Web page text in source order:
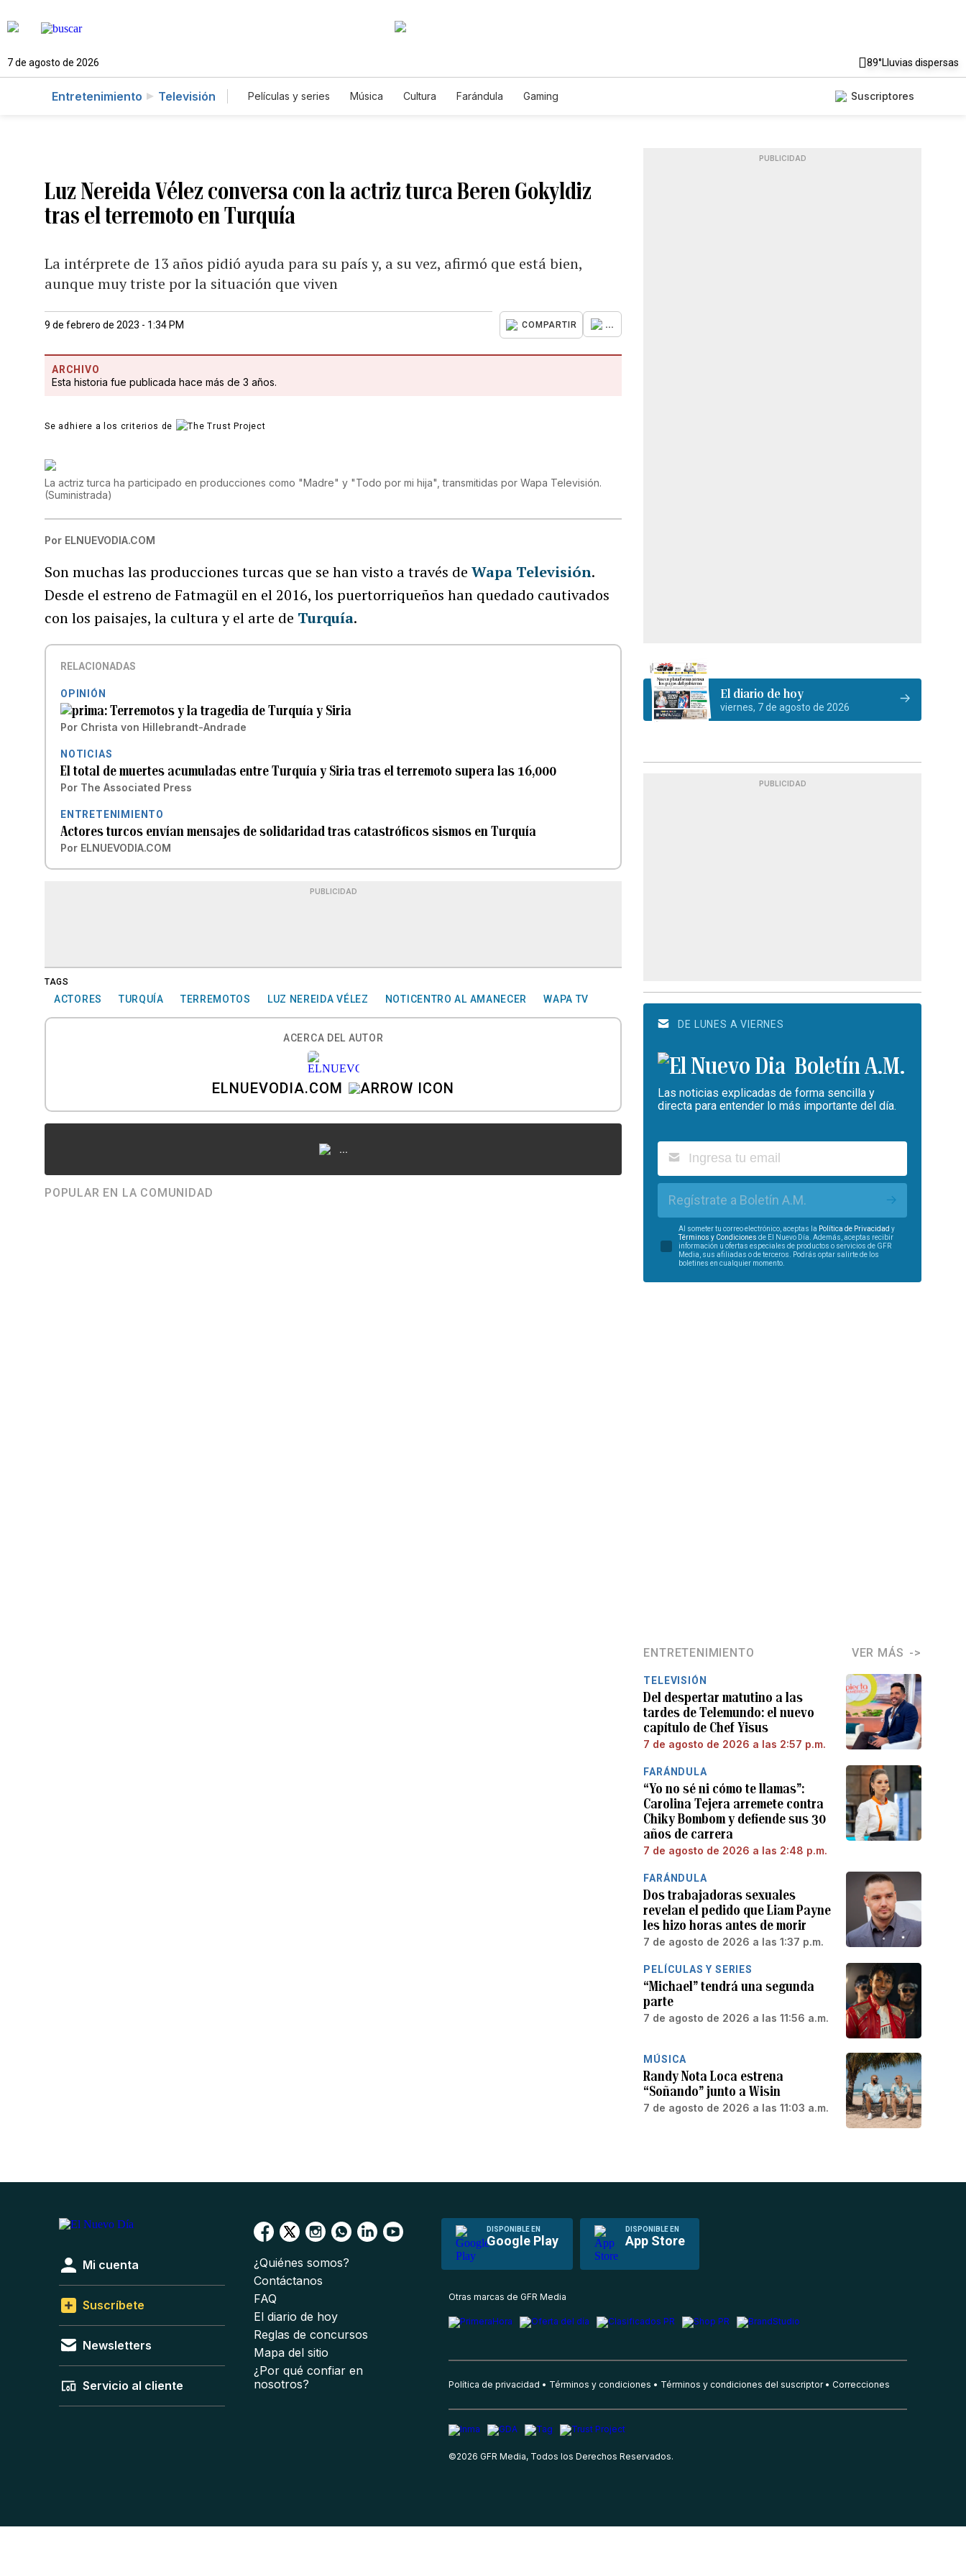
7 de agosto de 2026 89°Lluvias dispersas
Entretenimiento Televisión Películas y series Música Cultura Farándula Gaming Suscriptores
Luz Nereida Vélez conversa con la actriz turca Beren Gokyldiz
tras el terremoto en Turquía
La intérprete de 13 años pidió ayuda para su país y, a su vez, afirmó que está bien,
aunque muy triste por la situación que viven
9 de febrero de 2023 - 1:34 PM COMPARTIR ...
ARCHIVO
Esta historia fue publicada hace más de 3 años.
Se adhiere a los criterios de
La actriz turca ha participado en producciones como "Madre" y "Todo por mi hija", transmitidas por Wapa Televisión.
(Suministrada)
Por ELNUEVODIA.COM
Son muchas las producciones turcas que se han visto a través de Wapa Televisión.
Desde el estreno de Fatmagül en el 2016, los puertorriqueños han quedado cautivados
con los paisajes, la cultura y el arte de Turquía.
RELACIONADAS
OPINIÓN
Terremotos y la tragedia de Turquía y Siria
Por Christa von Hillebrandt-Andrade
NOTICIAS
El total de muertes acumuladas entre Turquía y Siria tras el terremoto supera las 16,000
Por The Associated Press
ENTRETENIMIENTO
Actores turcos envían mensajes de solidaridad tras catastróficos sismos en Turquía
Por ELNUEVODIA.COM
PUBLICIDAD
TAGS
ACTORES TURQUÍA TERREMOTOS LUZ NEREIDA VÉLEZ NOTICENTRO AL AMANECER WAPA TV
ACERCA DEL AUTOR
ELNUEVODIA.COM
...
POPULAR EN LA COMUNIDAD
PUBLICIDAD
El diario de hoy
viernes, 7 de agosto de 2026
PUBLICIDAD
DE LUNES A VIERNES
Boletín A.M.
Las noticias explicadas de forma sencilla y
directa para entender lo más importante del día.
Regístrate a Boletín A.M.
Al someter tu correo electrónico, aceptas la Política de Privacidad y
Términos y Condiciones de El Nuevo Día. Además, aceptas recibir
información u ofertas especiales de productos o servicios de GFR
Media, sus afiliadas o de terceros. Podrás optar salirte de los
boletines en cualquier momento.
ENTRETENIMIENTO VER MÁS
TELEVISIÓN
Del despertar matutino a las
tardes de Telemundo: el nuevo
capítulo de Chef Yisus
7 de agosto de 2026 a las 2:57 p.m.
FARÁNDULA
“Yo no sé ni cómo te llamas”:
Carolina Tejera arremete contra
Chiky Bombom y defiende sus 30
años de carrera
7 de agosto de 2026 a las 2:48 p.m.
FARÁNDULA
Dos trabajadoras sexuales
revelan el pedido que Liam Payne
les hizo horas antes de morir
7 de agosto de 2026 a las 1:37 p.m.
PELÍCULAS Y SERIES
“Michael” tendrá una segunda
parte
7 de agosto de 2026 a las 11:56 a.m.
MÚSICA
Randy Nota Loca estrena
“Soñando” junto a Wisin
7 de agosto de 2026 a las 11:03 a.m.
DISPONIBLE EN
Google Play
DISPONIBLE EN
App Store
Mi cuenta
Suscríbete
Newsletters
Servicio al cliente
¿Quiénes somos?
Contáctanos
FAQ
El diario de hoy
Reglas de concursos
Mapa del sitio
¿Por qué confiar en
nosotros?
Otras marcas de GFR Media
Política de privacidad Términos y condiciones Términos y condiciones del suscriptor Correcciones
©2026 GFR Media, Todos los Derechos Reservados.